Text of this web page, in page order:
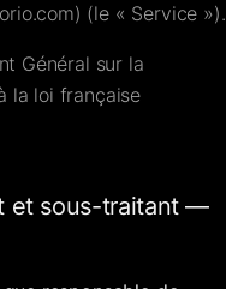
(le « Service »).
Général sur la
la loi française
et sous-traitant —